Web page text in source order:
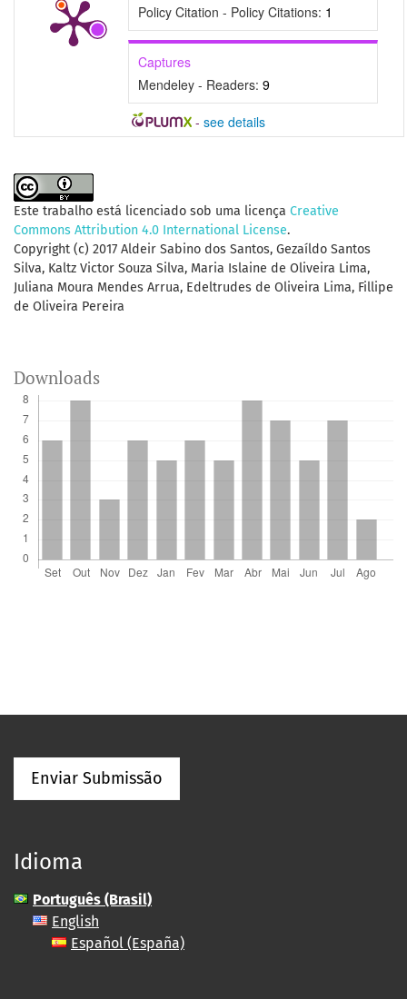
Policy Citation - Policy Citations: 1
Captures
Mendeley - Readers: 9
- see details
Este trabalho está licenciado sob uma licença Creative
Commons Attribution 4.0 International License.
Copyright (c) 2017 Aldeir Sabino dos Santos, Gezaíldo Santos
Silva, Kaltz Victor Souza Silva, Maria Islaine de Oliveira Lima,
Juliana Moura Mendes Arrua, Edeltrudes de Oliveira Lima, Fillipe
de Oliveira Pereira
Downloads
Enviar Submissão
Idioma
Português (Brasil)
English
Español (España)